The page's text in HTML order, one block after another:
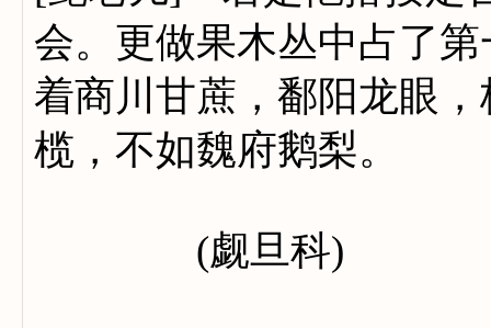
会。更做果木丛中占了
着商川甘蔗，鄱阳龙眼
榄，不如魏府鹅梨。
(觑旦科)